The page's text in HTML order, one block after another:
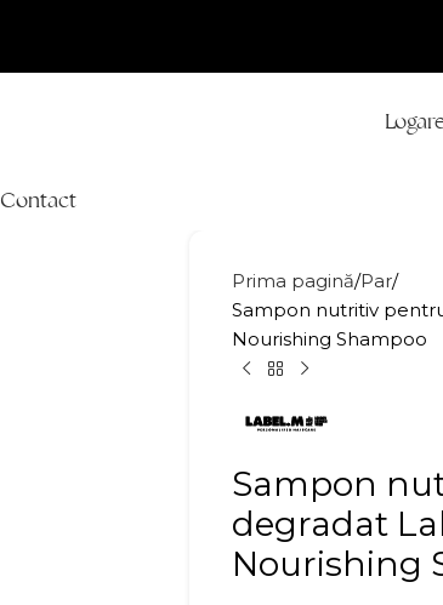
Contact
Prima pagină Par
Sampon nutritiv
Nourishing Shampoo
Sampon
degradat
Nourishing